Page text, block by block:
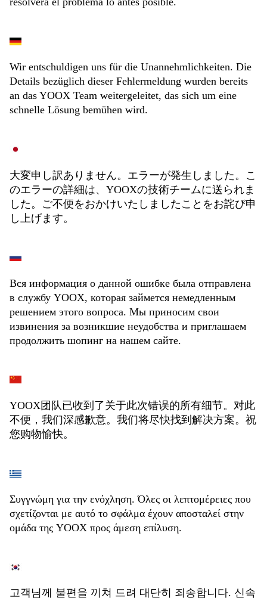
Wir entschuldigen uns für die Unannehmlichkeiten. Die
Details bezüglich dieser Fehlermeldung wurden bereits
an das YOOX Team weitergeleitet, das sich um eine
schnelle Lösung bemühen wird.
大変申し訳ありません。エラーが発生しました。こ
のエラーの詳細は、YOOXの技術チームに送られま
した。ご不便をおかけいたしましたことをお詫び申
し上げます。
Вся информация о данной ошибке была отправлена
в службу YOOX, которая займется немедленным
решением этого вопроса. Мы приносим свои
извинения за возникшие неудобства и приглашаем
продолжить шопинг на нашем сайте.
YOOX团队已收到了关于此次错误的所有细节。对此
不便，我们深感歉意。我们将尽快找到解决方案。祝
您购物愉快。
Συγγνώμη για την ενόχληση. Όλες οι λεπτομέρειες που
σχετίζονται με αυτό το σφάλμα έχουν αποσταλεί στην
ομάδα της YOOX προς άμεση επίλυση.
고객님께 불편을 끼쳐 드려 대단히 죄송합니다. 신속